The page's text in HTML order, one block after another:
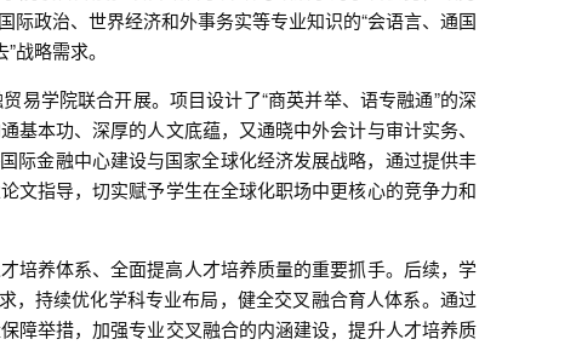
政治、世界经济和外事务实等专业知识的“会语言、通国
战略需求。
易学院联合开展。项目设计了“商英并举、语专融通”的深
本功、深厚的人文底蕴，又通晓中外会计与审计实务、
际金融中心建设与国家全球化经济发展战略，通过提供丰
文指导，切实赋予学生在全球化职场中更核心的竞争力和
培养体系、全面提高人才培养质量的重要抓手。后续，学
，持续优化学科专业布局，健全交叉融合育人体系。通过
障举措，加强专业交叉融合的内涵建设，提升人才培养质